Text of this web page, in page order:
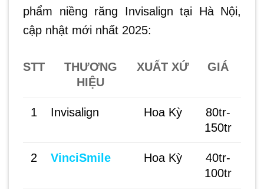
phẩm niềng răng Invisalign tại Hà Nội,
cập nhật mới nhất 2025:
STT
THƯƠNG
HIỆU
XUẤT XỨ GIÁ
1 Invisalign Hoa Kỳ
80tr-
150tr
2 VinciSmile Hoa Kỳ
40tr-
100tr